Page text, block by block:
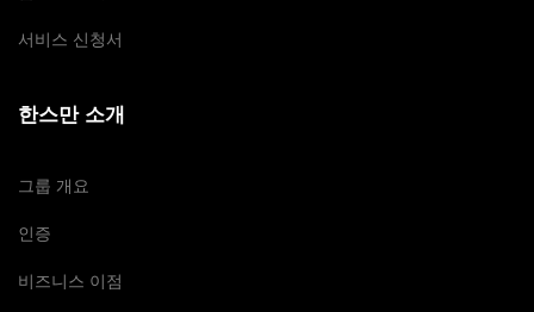
서비스 신청서
한스만 소개
그룹 개요
인증
비즈니스 이점